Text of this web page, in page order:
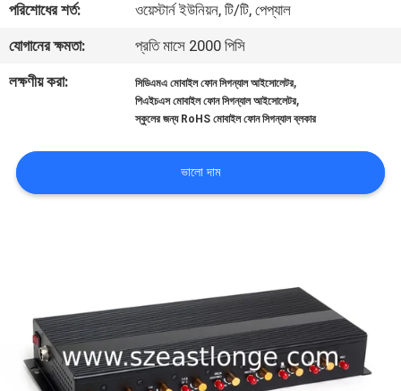
যোগাযোগ
করুন
মামলা
সাইট
ম্যাপ
পরিশোধের শর্ত:
ওয়েস্টার্ন ইউনিয়ন, টি/টি, পেপ্যাল
যোগানের ক্ষমতা:
প্রতি মাসে 2000 পিসি
লক্ষণীয় করা:
সিডিএমএ মোবাইল ফোন সিগন্যাল আইসোলেটর,
পিএইচএস মোবাইল ফোন সিগন্যাল আইসোলেটর,
স্কুলের জন্য RoHS মোবাইল ফোন সিগন্যাল ব্লকার
ভালো দাম